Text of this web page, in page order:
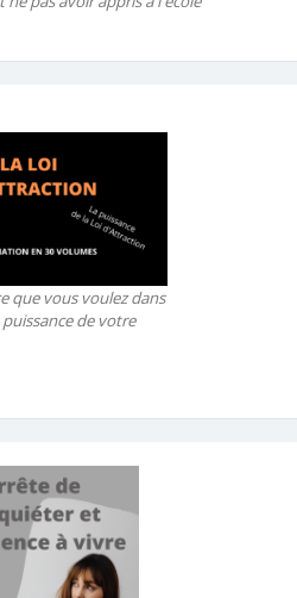
que vous voulez dans
puissance de votre